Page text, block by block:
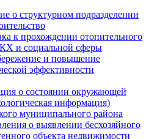
о структурном подразделении
к прохождении отопительного
и социальной сферы
и повышение
эффективности
о состоянии окружающей
информация)
муниципального района
о выявлении бесхозяйного
объекта недвижимости